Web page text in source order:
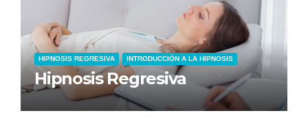
HIPNOSIS REGRESIVA INTRODUCCIÓN A LA HIPNOSIS
Hipnosis Regresiva